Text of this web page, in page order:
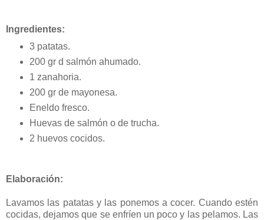
Ingredientes:
3 patatas.
200 gr d salmón ahumado.
1 zanahoria.
200 gr de mayonesa.
Eneldo fresco.
Huevas de salmón o de trucha.
2 huevos cocidos.
Elaboración:
Lavamos las patatas y las ponemos a cocer. Cuando estén
cocidas, dejamos que se enfríen un poco y las pelamos. Las